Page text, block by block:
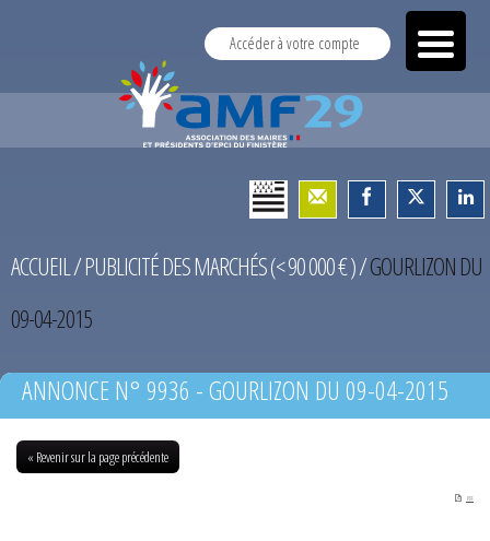
Accéder à votre compte
ACCUEIL/PUBLICITÉ DES MARCHÉS (< 90 000 € )/GOURLIZON DU
09-04-2015
ANNONCE N° 9936 - GOURLIZON DU 09-04-2015
« Revenir sur la page précédente
PDF